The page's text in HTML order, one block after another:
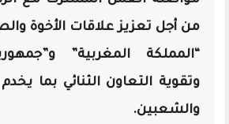
من أجل تعزيز علاقات الأخوة
“المملكة المغربية”
وتقوية التعاون الثنائي بما
والشعبين.